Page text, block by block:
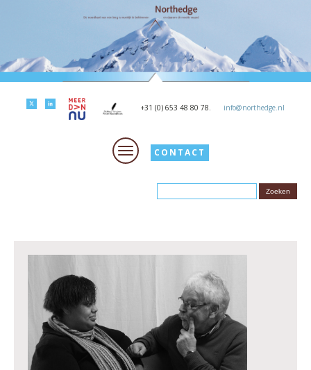
+31 (0) 653 48 80 78. info@northedge.nl
CONTACT